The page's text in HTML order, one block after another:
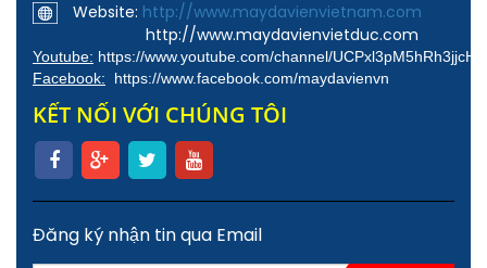
Website: http://www.maydavienvietnam.com
http://www.maydavienvietduc.com
Youtube: https://www.youtube.com/channel/
Facebook: https://www.facebook.com/maydavienvn
KẾT NỐI VỚI CHÚNG TÔI
Đăng ký nhận tin qua Email